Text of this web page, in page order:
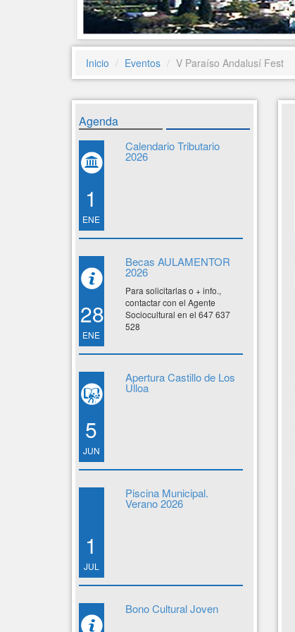
Inicio Eventos V Paraíso Andalusí Fest
Agenda
1
ENE
Calendario Tributario
2026
28
ENE
Becas AULAMENTOR
2026
Para solicitarlas o + info.,
contactar con el Agente
Sociocultural en el 647 637
528
5
JUN
Apertura Castillo de Los
Ulloa
1
JUL
Piscina Municipal.
Verano 2026
Bono Cultural Joven